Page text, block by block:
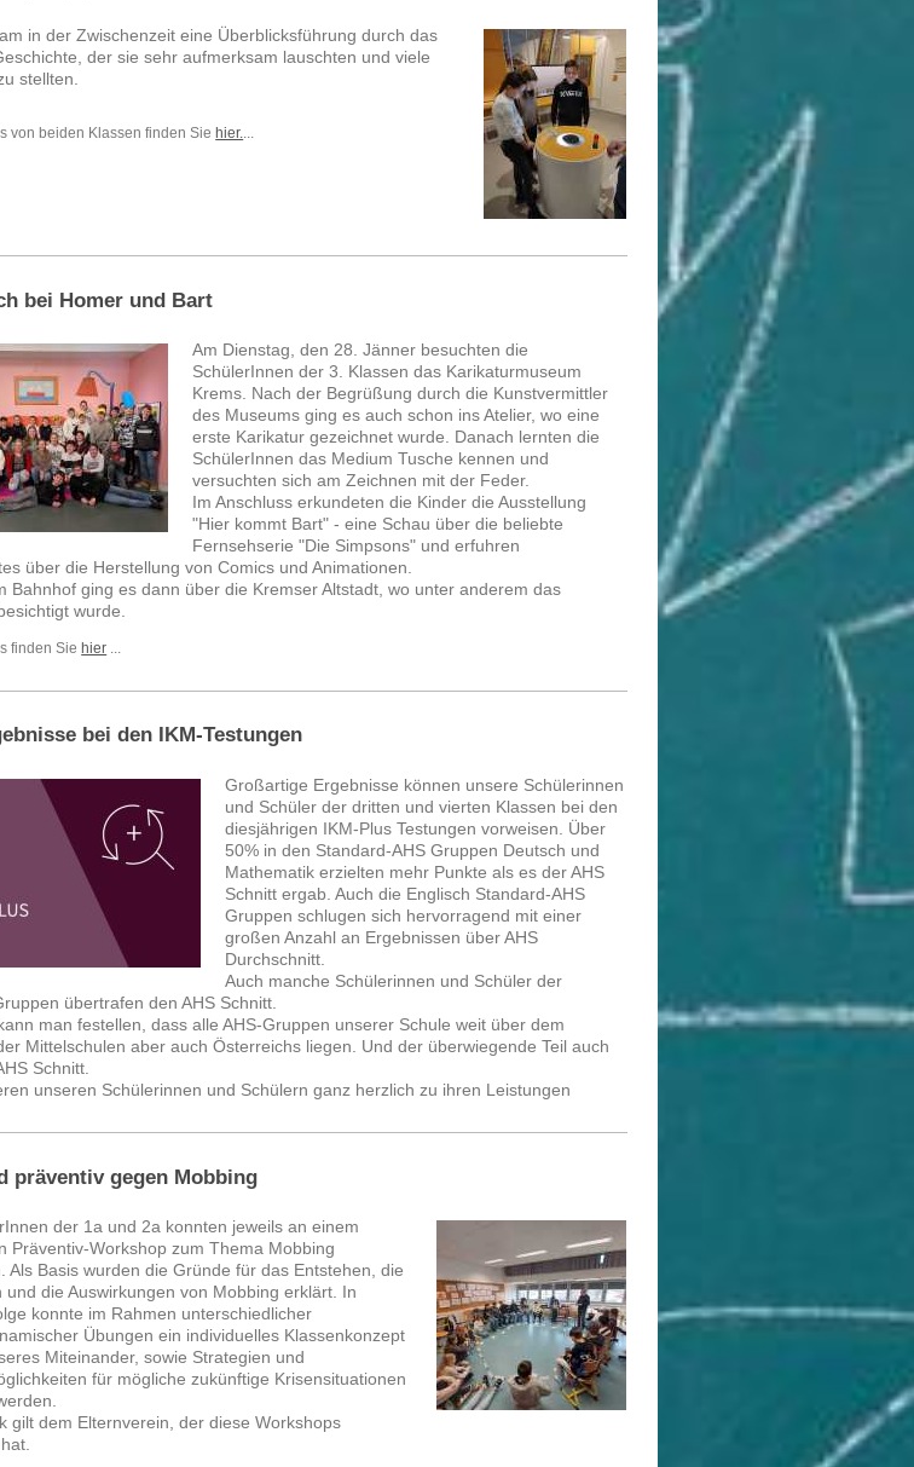
in der Zwischenzeit eine Überblicksführung durch das
der sie sehr aufmerksam lauschten und viele
stellten.
von beiden Klassen finden Siehier.
bei Homer und Bart
Am Dienstag, den 28. Jänner besuchten die
SchülerInnen der 3. Klassen das Karikaturmuseum
Krems. Nach der Begrüßung durch die Kunstvermittler
des Museums ging es auch schon ins Atelier, wo eine
erste Karikatur gezeichnet wurde. Danach lernten die
SchülerInnen das Medium Tusche kennen und
versuchten sich am Zeichnen mit der Feder.
Im Anschluss erkundeten die Kinder die Ausstellung
"Hier kommt Bart" - eine Schau über die beliebte
Fernsehserie "Die Simpsons" und erfuhren
über die Herstellung von Comics und Animationen.
Bahnhof ging es dann über die Kremser Altstadt, wo unter anderem das
wurde.
finden Sie hier ...
bei den IKM-Testungen
Großartige Ergebnisse können unsere Schülerinnen
und Schüler der dritten und vierten Klassen bei den
diesjährigen IKM-Plus Testungen vorweisen. Über
50% in den Standard-AHS Gruppen Deutsch und
Mathematik erzielten mehr Punkte als es der AHS
Schnitt ergab. Auch die Englisch Standard-AHS
Gruppen schlugen sich hervorragend mit einer
großen Anzahl an Ergebnissen über AHS
Durchschnitt.
Auch manche Schülerinnen und Schüler der
übertrafen den AHS Schnitt.
man festellen, dass alle AHS-Gruppen unserer Schule weit über dem
Mittelschulen aber auch Österreichs liegen. Und der überwiegende Teil auch
Schnitt.
unseren Schülerinnen und Schülern ganz herzlich zu ihren Leistungen
präventiv gegen Mobbing
der 1a und 2a konnten jeweils an einem
Präventiv-Workshop zum Thema Mobbing
Als Basis wurden die Gründe für das Entstehen, die
und die Auswirkungen von Mobbing erklärt. In
konnte im Rahmen unterschiedlicher
Übungen ein individuelles Klassenkonzept
Miteinander, sowie Strategien und
für mögliche zukünftige Krisensituationen
gilt dem Elternverein, der diese Workshops